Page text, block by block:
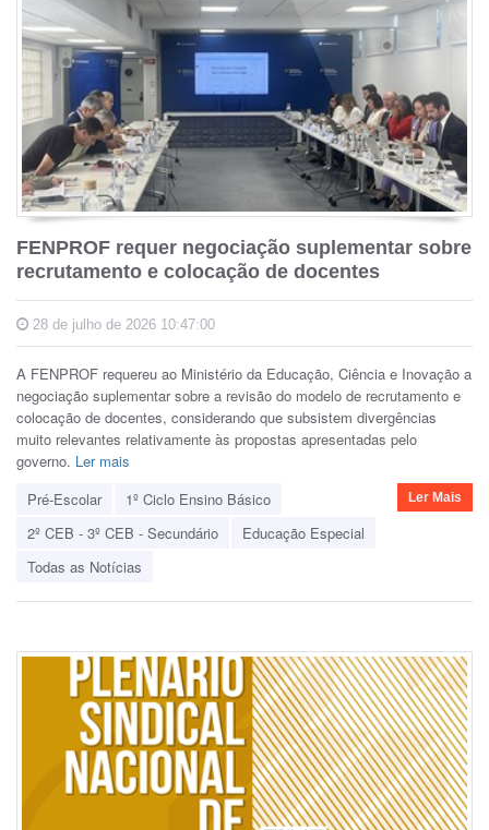
FENPROF requer negociação suplementar sobre
recrutamento e colocação de docentes
28 de julho de 2026 10:47:00
A FENPROF requereu ao Ministério da Educação, Ciência e Inovação a
negociação suplementar sobre a revisão do modelo de recrutamento e
colocação de docentes, considerando que subsistem divergências
muito relevantes relativamente às propostas apresentadas pelo
governo. Ler mais
Pré-Escolar
1º Ciclo Ensino Básico
2º CEB - 3º CEB - Secundário
Educação Especial
Todas as Notícias
Ler Mais